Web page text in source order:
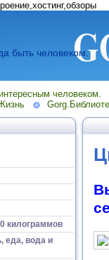
быть человеком.
человеком.
килограммов
еда, вода и